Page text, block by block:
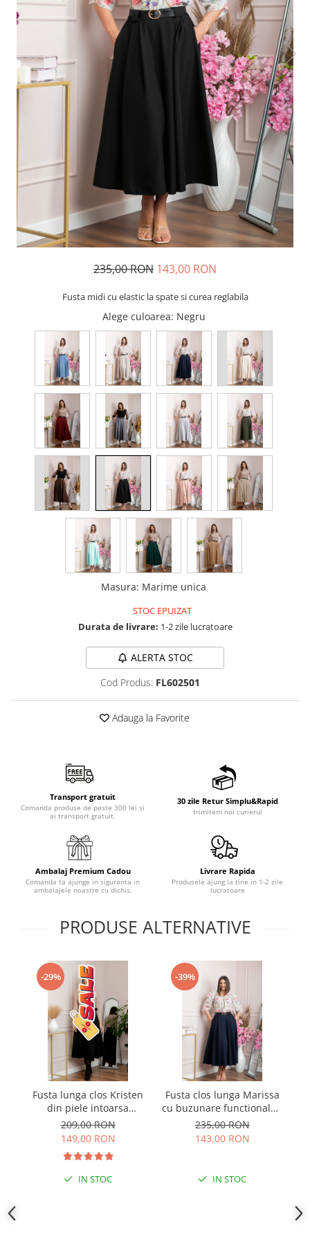
235,00 RON 143,00 RON
Fusta midi cu elastic la spate si curea reglabila
Alege culoarea: Negru
Masura: Marime unica
STOC EPUIZAT
Durata de livrare: 1-2 zile lucratoare
ALERTA STOC
Cod Produs: FL602501
Adauga la Favorite
Transport gratuit
Comanda produse de peste 300 lei si
ai transport gratuit.
30 zile Retur Simplu&Rapid
trimitem noi curierul
Ambalaj Premium Cadou
Comanda ta ajunge in siguranta in
ambalajele noastre cu dichis.
Livrare Rapida
Produsele ajung la tine in 1-2 zile
lucratoare
PRODUSE ALTERNATIVE
-29%
Fusta lunga clos Kristen
din piele intoarsa
ecologica cu centura in
talie - Negru
209,00 RON
149,00 RON
IN STOC
-39%
Fusta clos lunga Marissa
cu buzunare functionale -
Bleumarin
235,00 RON
143,00 RON
IN STOC